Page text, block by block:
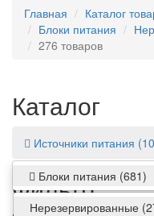
Главная
Каталог
Блоки питания
276 товаров
Каталог
Источники питания
Блоки питания (681)
Нерезервированные
Фильтр